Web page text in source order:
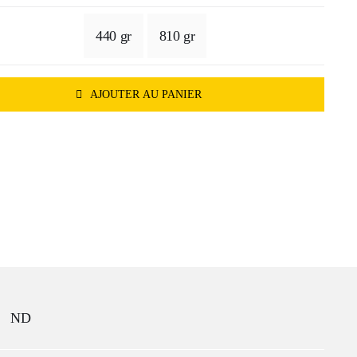
€
440 gr 810 gr
AJOUTER AU PANIER
ND